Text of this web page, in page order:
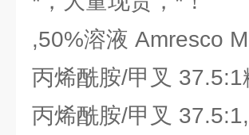
,50%溶液 Amresco
丙烯酰胺/甲叉
丙烯酰胺/甲叉